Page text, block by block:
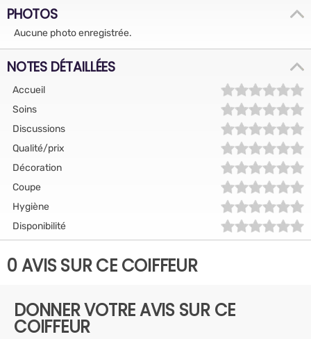
PHOTOS
Aucune photo enregistrée.
NOTES DÉTAILLÉES
Accueil
Soins
Discussions
Qualité/prix
Décoration
Coupe
Hygiène
Disponibilité
0 AVIS SUR CE COIFFEUR
DONNER VOTRE AVIS SUR CE
COIFFEUR